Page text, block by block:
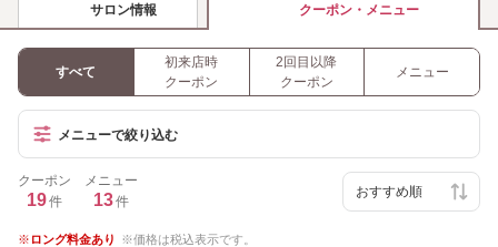
サロン情報 クーポン・メニュー
すべて
初来店時
クーポン
2回目以降
クーポン
メニュー
メニューで絞り込む
クーポン
19件
メニュー
13件
ロング料金あり 価格は税込表示です。